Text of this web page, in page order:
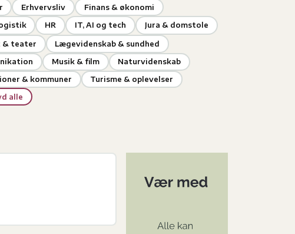
Erhvervsliv Finans & økonomi
HR IT, AI og tech Jura & domstole
& teater Lægevidenskab & sundhed
Musik & film
Naturvidenskab
& kommuner
Turisme & oplevelser
alle